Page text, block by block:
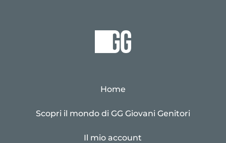
Home
Scopri il mondo di GG Giovani Genitori
Il mio account